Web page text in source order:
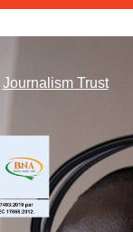
Journalism Trust